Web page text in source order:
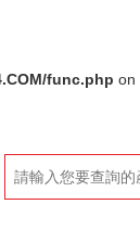
func.php on